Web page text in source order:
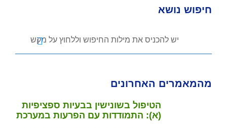
חיפוש נושא
מהמאמרים האחרונים
הטיפול בשונישין בבעיות ספציפיות
(א): התמודדות עם הפרעות במערכת